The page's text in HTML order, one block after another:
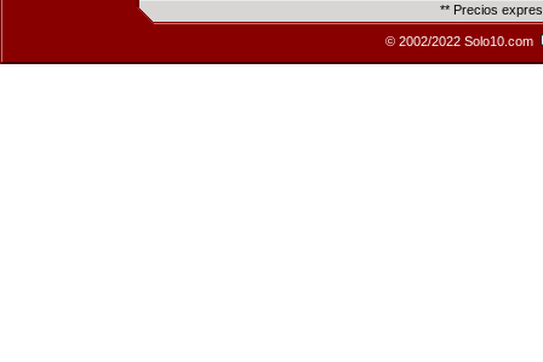
** Precios
© 2002/2022 Solo10.com